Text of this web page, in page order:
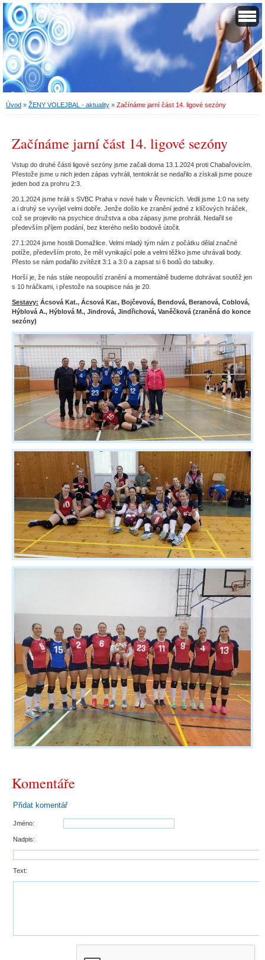
Úvod » ŽENY VOLEJBAL - aktuality » Začínáme jarní část 14. ligové sezóny
Začínáme jarní část 14. ligové sezóny
Vstup do druhé části ligové sezóny jsme začali doma 13.1.2024 proti Chabařovicím.
Přestože jsme u nich jeden zápas vyhráli, tentokrát se nedařilo a získali jsme pouze
jeden bod za prohru 2:3.
20.1.2024 jsme hráli s SVBC Praha v nové hale v Řevnicích. Vedli jsme 1:0 na sety
a i druhý se vyvíjel velmi dobře. Jenže došlo ke zranění jedné z klíčových hráček,
což se projevilo na psychice družstva a oba zápasy jsme prohráli. Nedařil se
především příjem podání, bez kterého nešlo bodově útočit.
27.1:2024 jsme hostili Domažlice. Velmi mladý tým nám z počátku dělal značné
potíže, především proto, že měl vynikající pole a velmi těžko jsme uhrávali body.
Přesto se nám podařilo zvítězit 3:1 a 3:0 a zapsat si 6 bodů do tabulky.
Horší je, že nás stále neopouští zranění a momentálně budeme dohrávat soutěž jen
s 10 hráčkami, i přestože na soupisce nás je 20.
Sestavy: Ácsová Kat., Ácsová Kar., Bojčevová, Bendová, Beranová, Coblová,
Hýblová A., Hýblová M., Jindrová, Jindřichová, Vaněčková (zraněná do konce
sezóny)
Komentáře
Přidat komentář
Jméno:
Nadpis:
Text: